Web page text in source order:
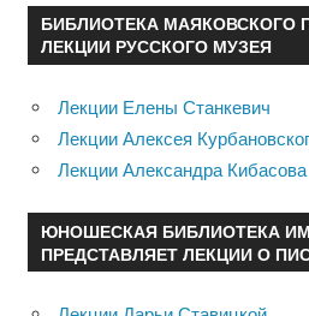
БИБЛИОТЕКА МАЯКОВСКОГО
ЛЕКЦИИ РУССКОГО МУЗЕЯ
Лекции Елены Станкевич
Лекции Алексея
Лекции Александра Кибасова
ЮНОШЕСКАЯ БИБЛИОТЕКА
ПРЕДСТАВЛЯЕТ ЛЕКЦИИ О